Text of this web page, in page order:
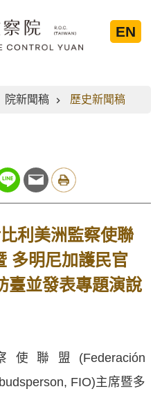
EN
院新聞稿 歷史新聞稿
利美洲監察使聯
多明尼加護民官
臺並發表專題演說
聯盟(Federación
FIO)主席暨多